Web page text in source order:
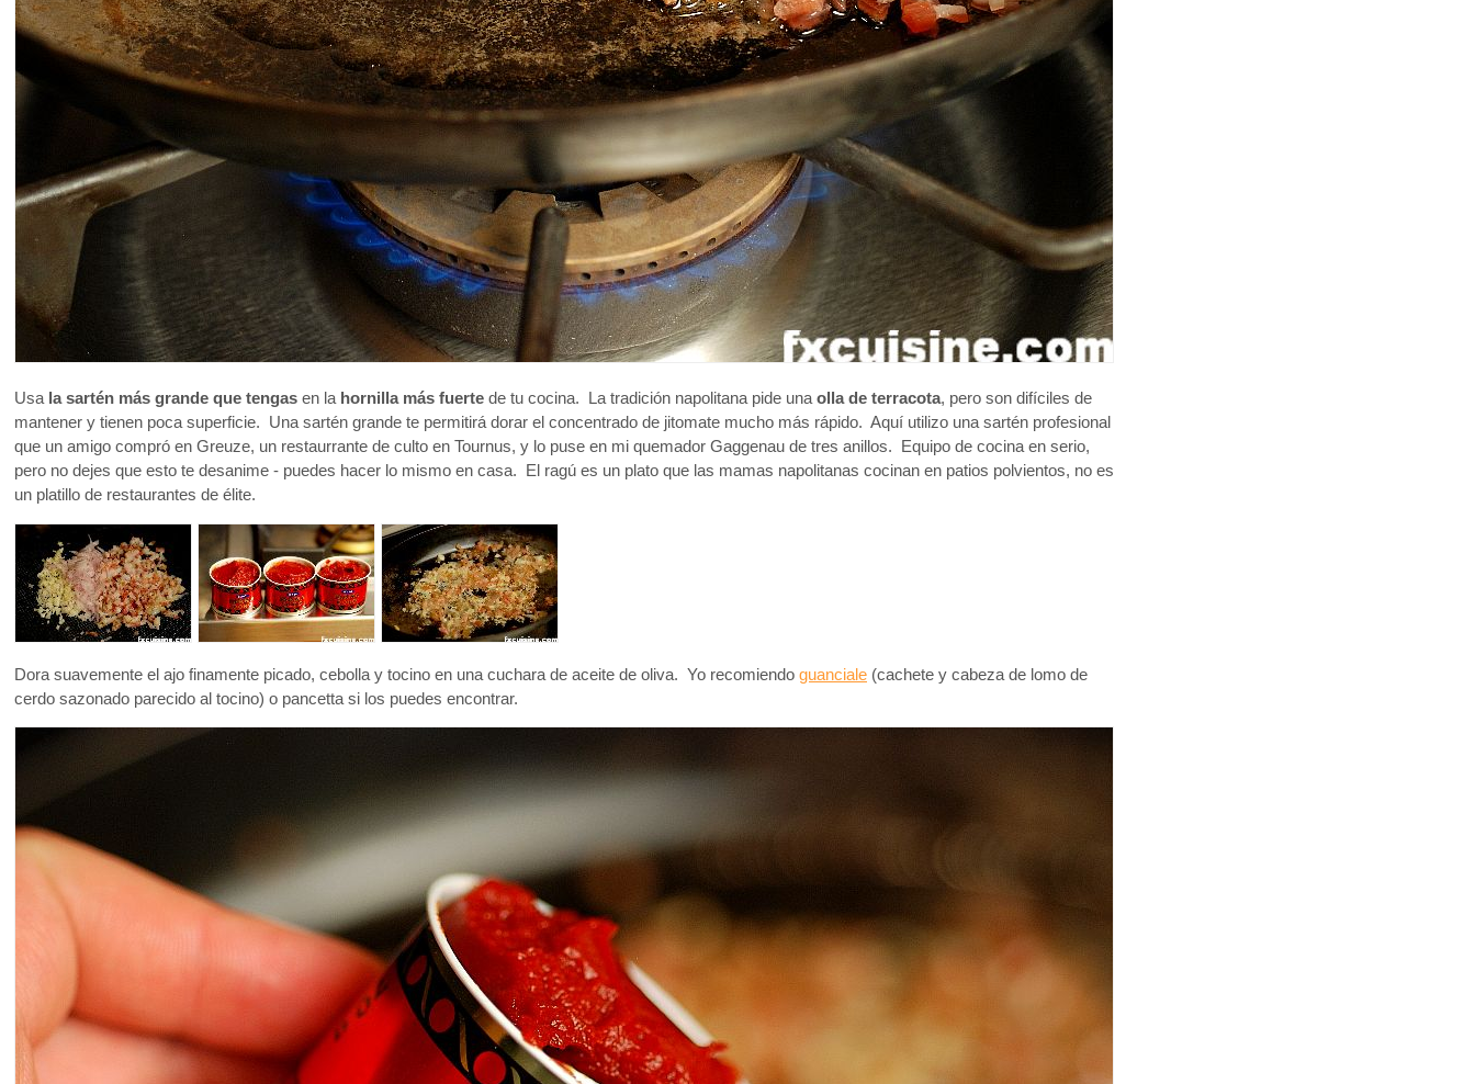
Usa la sartén más grande que tengas en la hornilla más fuerte de tu cocina. La tradición napolitana pide una olla de terracota, pero son difíciles de
mantener y tienen poca superficie. Una sartén grande te permitirá dorar el concentrado de jitomate mucho más rápido. Aquí utilizo una sartén profesional
que un amigo compró en Greuze, un restaurrante de culto en Tournus, y lo puse en mi quemador Gaggenau de tres anillos. Equipo de cocina en serio,
pero no dejes que esto te desanime - puedes hacer lo mismo en casa. El ragú es un plato que las mamas napolitanas cocinan en patios polvientos, no es
un platillo de restaurantes de élite.
Dora suavemente el ajo finamente picado, cebolla y tocino en una cuchara de aceite de oliva. Yo recomiendo guanciale (cachete y cabeza de lomo de
cerdo sazonado parecido al tocino) o pancetta si los puedes encontrar.